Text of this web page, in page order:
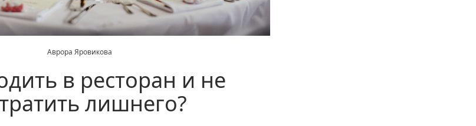
Аврора Яровикова
в ресторан и не
лишнего?